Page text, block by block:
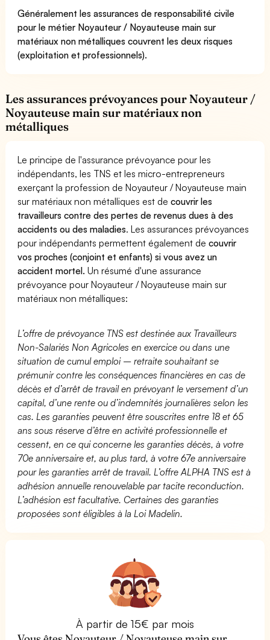
Généralement les assurances de responsabilité civile
pour le métier Noyauteur / Noyauteuse main sur
matériaux non métalliques couvrent les deux risques
(exploitation et professionnels).
Les assurances prévoyances pour Noyauteur /
Noyauteuse main sur matériaux non
métalliques
Le principe de l'assurance prévoyance pour les
indépendants, les TNS et les micro-entrepreneurs
exerçant la profession de Noyauteur / Noyauteuse main
sur matériaux non métalliques est decouvrir les
travailleurs contre des pertes de revenus dues à des
accidents ou des maladies. Les assurances prévoyances
pour indépendants permettent également decouvrir
vos proches (conjoint et enfants) si vous avez un
accident mortel. Un résumé d'une assurance
prévoyance pour Noyauteur / Noyauteuse main sur
matériaux non métalliques:
L’offre de prévoyance TNS est destinée aux Travailleurs
Non-Salariés Non Agricoles en exercice ou dans une
situation de cumul emploi – retraite souhaitant se
prémunir contre les conséquences financières en cas de
décès et d’arrêt de travail en prévoyant le versement d’un
capital, d’une rente ou d’indemnités journalières selon les
cas. Les garanties peuvent être souscrites entre 18 et 65
ans sous réserve d’être en activité professionnelle et
cessent, en ce qui concerne les garanties décès, à votre
70e anniversaire et, au plus tard, à votre 67e anniversaire
pour les garanties arrêt de travail. L’offre ALPHA TNS est à
adhésion annuelle renouvelable par tacite reconduction.
L’adhésion est facultative. Certaines des garanties
proposées sont éligibles à la Loi Madelin.
À partir de 15€ par mois